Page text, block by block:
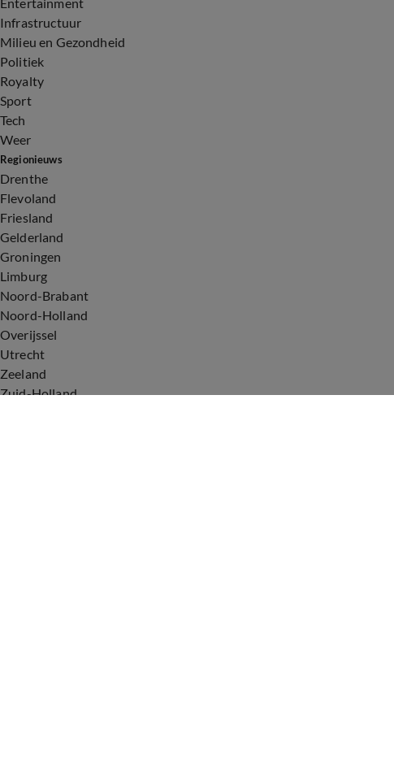
Infrastructuur
Milieu en Gezondheid
Politiek
Royalty
Sport
Tech
Weer
Regionieuws
Drenthe
Flevoland
Friesland
Gelderland
Groningen
Limburg
Noord-Brabant
Noord-Holland
Overijssel
Utrecht
Zeeland
Zuid-Holland